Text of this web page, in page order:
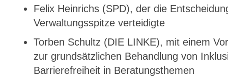
Felix Heinrichs (SPD), der die
Verwaltungsspitze verteidigte
Torben Schultz (DIE LINKE), mit einem
zur grundsätzlichen Behandlung von
Barrierefreiheit in Beratungsthemen